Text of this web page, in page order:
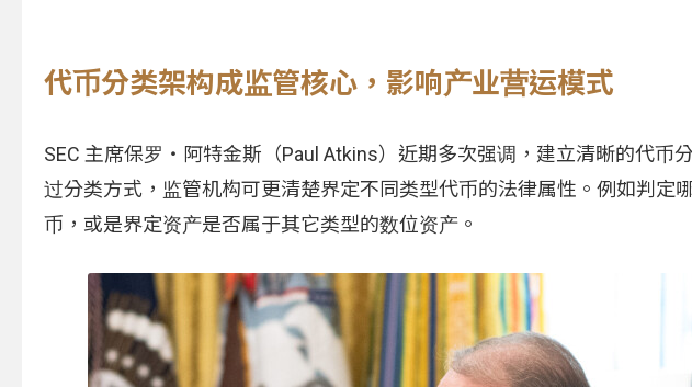
代币分类架构成监管核心，影响产业营运模式
SEC 主席保罗・阿特金斯（Paul Atkins）近期多次强调，建立清晰的代币
过分类方式，监管机构可更清楚界定不同类型代币的法律属性。例如判定
币，或是界定资产是否属于其它类型的数位资产。